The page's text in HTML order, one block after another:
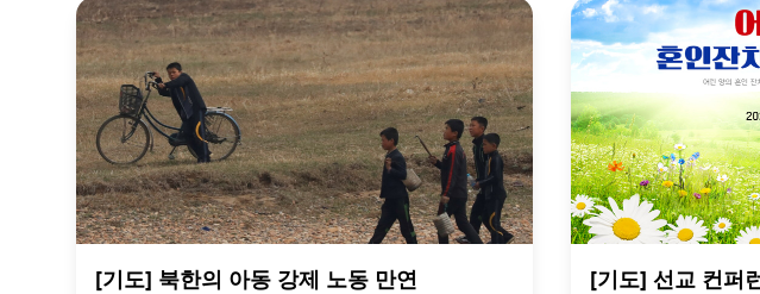
[기도] 북한의 아동 강제 노동 만연
[기도] 선교 컨퍼